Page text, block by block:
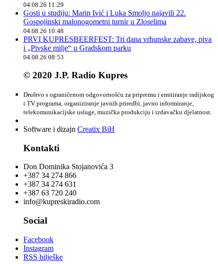
04.08.26 11:29
Gosti u studiju: Marin Ivić i Luka Smoljo najavili 22.
Gospojinski malonogometni turnir u Zloselima
04.08.26 10:48
PRVI KUPRESBEERFEST: Tri dana vrhunske zabave, piva
i „Pivske milje“ u Gradskom parku
04.08.26 08:53
© 2020 J.P. Radio Kupres
Društvo s ograničenom odgovornošću za pripremu i emitiranje radijskog
i TV programa, organiziranje javnih priredbi, javno informiranje,
telekomunikacijske usluge, muzička produkciju i izdavačku djelatnost.
Software i dizajn Creatix BiH
Kontakti
Don Dominika Stojanovića 3
+387 34 274 866
+387 34 274 631
+387 63 720 240
info@kupreskiradio.com
Social
Facebook
Instagram
RSS bilješke